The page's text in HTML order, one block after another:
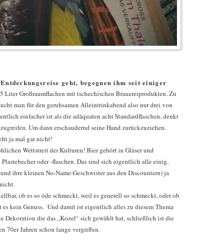
geht, begegnen ihm seit einiger
Liter Großraumflachen mit tschechischen Brauereiprodukten. Zu
man für den geruhsamen Alleintrinkabend also nur drei von
einfacher ist als die adäquaten acht Standardflaschen, denkt
Um dann erschaudernd seine Hand zurückzuziehen.
ja mal gar nicht!
Wettstreit der Kulturen! Bier gehört in Gläser und
oder -flaschen. Das sind sich eigentlich alle einig,
ihre kleinen No-Name-Geschwister aus den Discountern) ja
ob es so öde schmeckt, weil es generell so schmeckt, oder ob
kein Genuss. Und damit ist eigentlich alles zu diesem Thema
Dekoration die das „Kozel“ sich gewählt hat, schließlich ist die
70er Jahren schon lange vergriffen.